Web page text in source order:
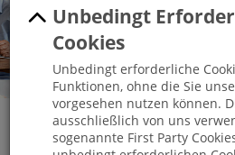
Unbedingt
Cookies
Unbedingt erforderliche
Funktionen, ohne die Sie
vorgesehen nutzen können.
ausschließlich von uns
sogenannte First Party